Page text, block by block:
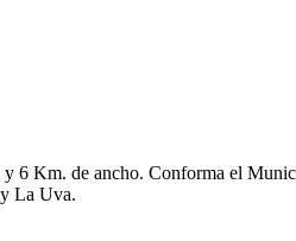
6 Km. de ancho. Conforma el
La Uva.